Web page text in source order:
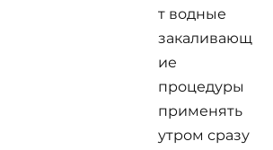
т водные
закаливающ
ие
процедуры
применять
утром сразу